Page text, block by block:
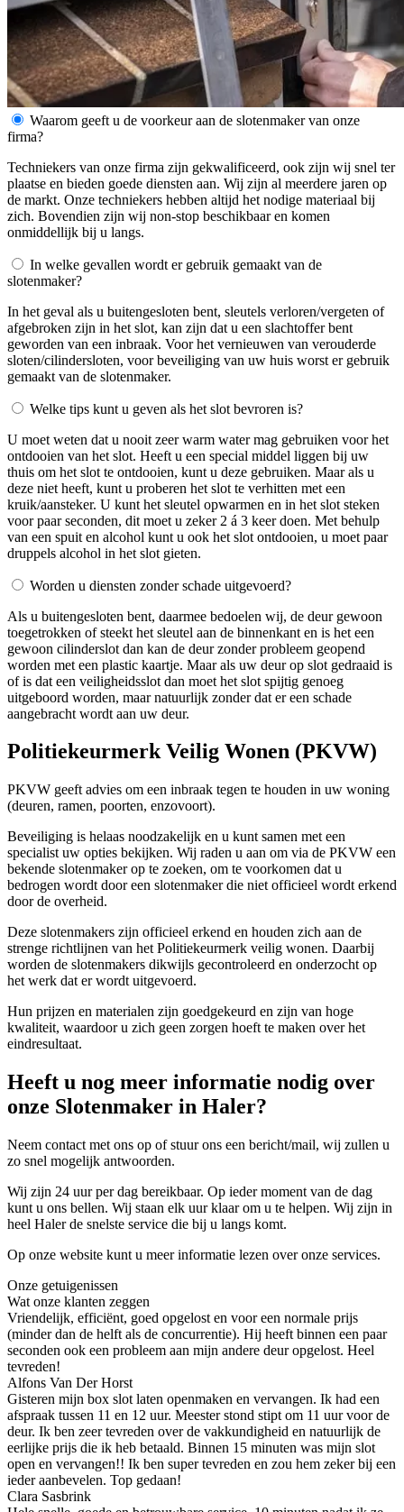
Waarom geeft u de voorkeur aan de slotenmaker van onze
firma?
Techniekers van onze firma zijn gekwalificeerd, ook zijn wij snel ter
plaatse en bieden goede diensten aan. Wij zijn al meerdere jaren op
de markt. Onze techniekers hebben altijd het nodige materiaal bij
zich. Bovendien zijn wij non-stop beschikbaar en komen
onmiddellijk bij u langs.
In welke gevallen wordt er gebruik gemaakt van de
slotenmaker?
In het geval als u buitengesloten bent, sleutels verloren/vergeten of
afgebroken zijn in het slot, kan zijn dat u een slachtoffer bent
geworden van een inbraak. Voor het vernieuwen van verouderde
sloten/cilindersloten, voor beveiliging van uw huis worst er gebruik
gemaakt van de slotenmaker.
Welke tips kunt u geven als het slot bevroren is?
U moet weten dat u nooit zeer warm water mag gebruiken voor het
ontdooien van het slot. Heeft u een special middel liggen bij uw
thuis om het slot te ontdooien, kunt u deze gebruiken. Maar als u
deze niet heeft, kunt u proberen het slot te verhitten met een
kruik/aansteker. U kunt het sleutel opwarmen en in het slot steken
voor paar seconden, dit moet u zeker 2 á 3 keer doen. Met behulp
van een spuit en alcohol kunt u ook het slot ontdooien, u moet paar
druppels alcohol in het slot gieten.
Worden u diensten zonder schade uitgevoerd?
Als u buitengesloten bent, daarmee bedoelen wij, de deur gewoon
toegetrokken of steekt het sleutel aan de binnenkant en is het een
gewoon cilinderslot dan kan de deur zonder probleem geopend
worden met een plastic kaartje. Maar als uw deur op slot gedraaid is
of is dat een veiligheidsslot dan moet het slot spijtig genoeg
uitgeboord worden, maar natuurlijk zonder dat er een schade
aangebracht wordt aan uw deur.
Politiekeurmerk Veilig Wonen (PKVW)
PKVW geeft advies om een inbraak tegen te houden in uw woning
(deuren, ramen, poorten, enzovoort).
Beveiliging is helaas noodzakelijk en u kunt samen met een
specialist uw opties bekijken. Wij raden u aan om via de PKVW een
bekende slotenmaker op te zoeken, om te voorkomen dat u
bedrogen wordt door een slotenmaker die niet officieel wordt erkend
door de overheid.
Deze slotenmakers zijn officieel erkend en houden zich aan de
strenge richtlijnen van het Politiekeurmerk veilig wonen. Daarbij
worden de slotenmakers dikwijls gecontroleerd en onderzocht op
het werk dat er wordt uitgevoerd.
Hun prijzen en materialen zijn goedgekeurd en zijn van hoge
kwaliteit, waardoor u zich geen zorgen hoeft te maken over het
eindresultaat.
Heeft u nog meer informatie nodig over
onze Slotenmaker in Haler?
Neem contact met ons op of stuur ons een bericht/mail, wij zullen u
zo snel mogelijk antwoorden.
Wij zijn 24 uur per dag bereikbaar. Op ieder moment van de dag
kunt u ons bellen. Wij staan elk uur klaar om u te helpen. Wij zijn in
heel Haler de snelste service die bij u langs komt.
Op onze website kunt u meer informatie lezen over onze services.
Onze getuigenissen
Wat onze klanten zeggen
Vriendelijk, efficiënt, goed opgelost en voor een normale prijs
(minder dan de helft als de concurrentie). Hij heeft binnen een paar
seconden ook een probleem aan mijn andere deur opgelost. Heel
tevreden!
Alfons Van Der Horst
Gisteren mijn box slot laten openmaken en vervangen. Ik had een
afspraak tussen 11 en 12 uur. Meester stond stipt om 11 uur voor de
deur. Ik ben zeer tevreden over de vakkundigheid en natuurlijk de
eerlijke prijs die ik heb betaald. Binnen 15 minuten was mijn slot
open en vervangen!! Ik ben super tevreden en zou hem zeker bij een
ieder aanbevelen. Top gedaan!
Clara Sasbrink